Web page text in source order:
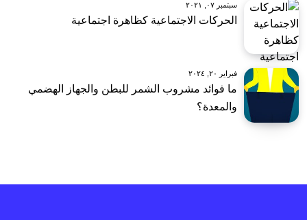
سبتمبر ٠٧, ٢٠٢١
الحركات الاجتماعية كظاهرة اجتماعية
فبراير ٢٠, ٢٠٢٤
ما فوائد مشروب الشمر للبطن والجهاز الهضمي
والمعدة؟